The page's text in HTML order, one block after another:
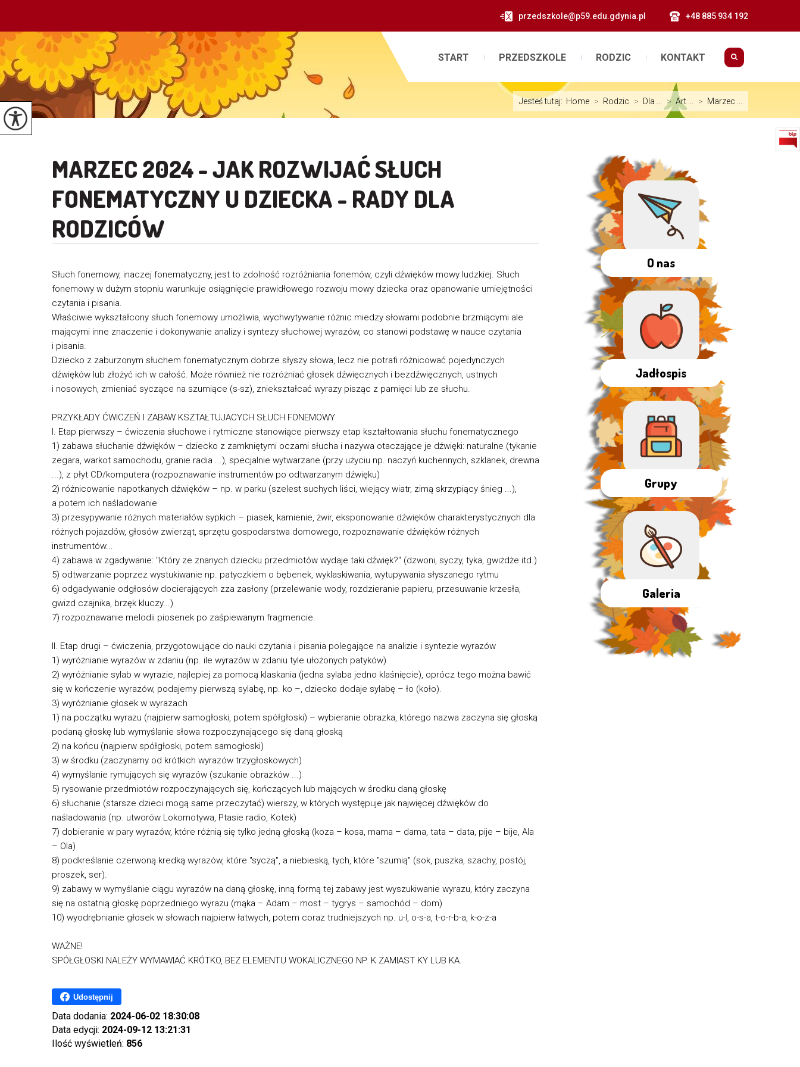
przedszkole@p59.edu.gdynia.pl +48 885 934 192
START PRZEDSZKOLE RODZIC KONTAKT
Jesteś tutaj: Home > Rodzic > Dla ... > Art ... > Marzec ...
MARZEC 2024 - JAK ROZWIJAĆ SŁUCH
FONEMATYCZNY U DZIECKA - RADY DLA
RODZICÓW
Słuch fonemowy, inaczej fonematyczny, jest to zdolność rozróżniania fonemów, czyli dźwięków mowy ludzkiej. Słuch
fonemowy w dużym stopniu warunkuje osiągnięcie prawidłowego rozwoju mowy dziecka oraz opanowanie umiejętności
czytania i pisania.
Właściwie wykształcony słuch fonemowy umożliwia, wychwytywanie różnic miedzy słowami podobnie brzmiącymi ale
mającymi inne znaczenie i dokonywanie analizy i syntezy słuchowej wyrazów, co stanowi podstawę w nauce czytania
i pisania.
Dziecko z zaburzonym słuchem fonematycznym dobrze słyszy słowa, lecz nie potrafi różnicować pojedynczych
dźwięków lub złożyć ich w całość. Może również nie rozróżniać głosek dźwięcznych i bezdźwięcznych, ustnych
i nosowych, zmieniać syczące na szumiące (s-sz), zniekształcać wyrazy pisząc z pamięci lub ze słuchu.
PRZYKŁADY ĆWICZEŃ I ZABAW KSZTAŁTUJACYCH SŁUCH FONEMOWY
I. Etap pierwszy – ćwiczenia słuchowe i rytmiczne stanowiące pierwszy etap kształtowania słuchu fonematycznego
1) zabawa słuchanie dźwięków – dziecko z zamkniętymi oczami słucha i nazywa otaczające je dźwięki: naturalne (tykanie
zegara, warkot samochodu, granie radia ...), specjalnie wytwarzane (przy użyciu np. naczyń kuchennych, szklanek, drewna
...), z płyt CD/komputera (rozpoznawanie instrumentów po odtwarzanym dźwięku)
2) różnicowanie napotkanych dźwięków – np. w parku (szelest suchych liści, wiejący wiatr, zimą skrzypiący śnieg ...),
a potem ich naśladowanie
3) przesypywanie różnych materiałów sypkich – piasek, kamienie, żwir, eksponowanie dźwięków charakterystycznych dla
różnych pojazdów, głosów zwierząt, sprzętu gospodarstwa domowego, rozpoznawanie dźwięków różnych
instrumentów...
4) zabawa w zgadywanie: "Który ze znanych dziecku przedmiotów wydaje taki dźwięk?" (dzwoni, syczy, tyka, gwiżdże itd.)
5) odtwarzanie poprzez wystukiwanie np. patyczkiem o bębenek, wyklaskiwania, wytupywania słyszanego rytmu
6) odgadywanie odgłosów docierających zza zasłony (przelewanie wody, rozdzieranie papieru, przesuwanie krzesła,
gwizd czajnika, brzęk kluczy...)
7) rozpoznawanie melodii piosenek po zaśpiewanym fragmencie.
II. Etap drugi – ćwiczenia, przygotowujące do nauki czytania i pisania polegające na analizie i syntezie wyrazów
1) wyróżnianie wyrazów w zdaniu (np. ile wyrazów w zdaniu tyle ułożonych patyków)
2) wyróżnianie sylab w wyrazie, najlepiej za pomocą klaskania (jedna sylaba jedno klaśnięcie), oprócz tego można bawić
się w kończenie wyrazów, podajemy pierwszą sylabę, np. ko –, dziecko dodaje sylabę – ło (koło).
3) wyróżnianie głosek w wyrazach
1) na początku wyrazu (najpierw samogłoski, potem spółgłoski) – wybieranie obrazka, którego nazwa zaczyna się głoską
podaną głoskę lub wymyślanie słowa rozpoczynającego się daną głoską
2) na końcu (najpierw spółgłoski, potem samogłoski)
3) w środku (zaczynamy od krótkich wyrazów trzygłoskowych)
4) wymyślanie rymujących się wyrazów (szukanie obrazków ...)
5) rysowanie przedmiotów rozpoczynających się, kończących lub mających w środku daną głoskę
6) słuchanie (starsze dzieci mogą same przeczytać) wierszy, w których występuje jak najwięcej dźwięków do
naśladowania (np. utworów Lokomotywa, Ptasie radio, Kotek)
7) dobieranie w pary wyrazów, które różnią się tylko jedną głoską (koza – kosa, mama – dama, tata – data, pije – bije, Ala
– Ola)
8) podkreślanie czerwoną kredką wyrazów, które "syczą", a niebieską, tych, które "szumią" (sok, puszka, szachy, postój,
proszek, ser).
9) zabawy w wymyślanie ciągu wyrazów na daną głoskę, inną formą tej zabawy jest wyszukiwanie wyrazu, który zaczyna
się na ostatnią głoskę poprzedniego wyrazu (mąka – Adam – most – tygrys – samochód – dom)
10) wyodrębnianie głosek w słowach najpierw łatwych, potem coraz trudniejszych np. u-l, o-s-a, t-o-r-b-a, k-o-z-a
WAŻNE!
SPÓŁGŁOSKI NALEŻY WYMAWIAĆ KRÓTKO, BEZ ELEMENTU WOKALICZNEGO NP. K ZAMIAST KY LUB KA.
Udostępnij
Data dodania: 2024-06-02 18:30:08
Data edycji: 2024-09-12 13:21:31
Ilość wyświetleń: 856
O nas
Jadłospis
Grupy
Galeria